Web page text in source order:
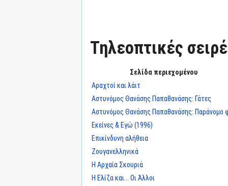
Τηλεοπτικές
Σελίδα περιεχομένου
Αραχτοί και λάιτ
Αστυνόμος Θανάσης Παπαθανάσης: Γάτες
Αστυνόμος Θανάσης Παπαθανάσης: Παράνομο
Εκείνες & Εγώ (1996)
Επικίνδυνη αλήθεια
Ζουγανελληνικά
Η Αρχαία Σκουριά
Η Ελίζα και... Οι Άλλοι